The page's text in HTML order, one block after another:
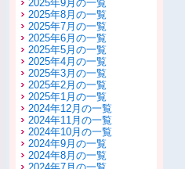
2025年9月の一覧
2025年8月の一覧
2025年7月の一覧
2025年6月の一覧
2025年5月の一覧
2025年4月の一覧
2025年3月の一覧
2025年2月の一覧
2025年1月の一覧
2024年12月の一覧
2024年11月の一覧
2024年10月の一覧
2024年9月の一覧
2024年8月の一覧